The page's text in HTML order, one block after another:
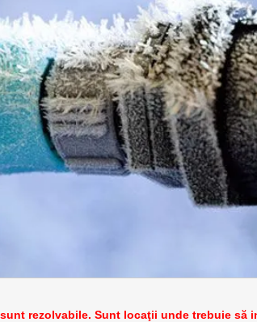
rezolvabile. Sunt locaţii unde trebuie să